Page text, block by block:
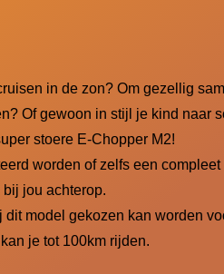
in de zon? Om gezellig
Of gewoon in stijl je kind naar
stoere E-Chopper M2!
worden of zelfs een
jou achterop.
model gekozen kan worden
je tot 100km rijden.